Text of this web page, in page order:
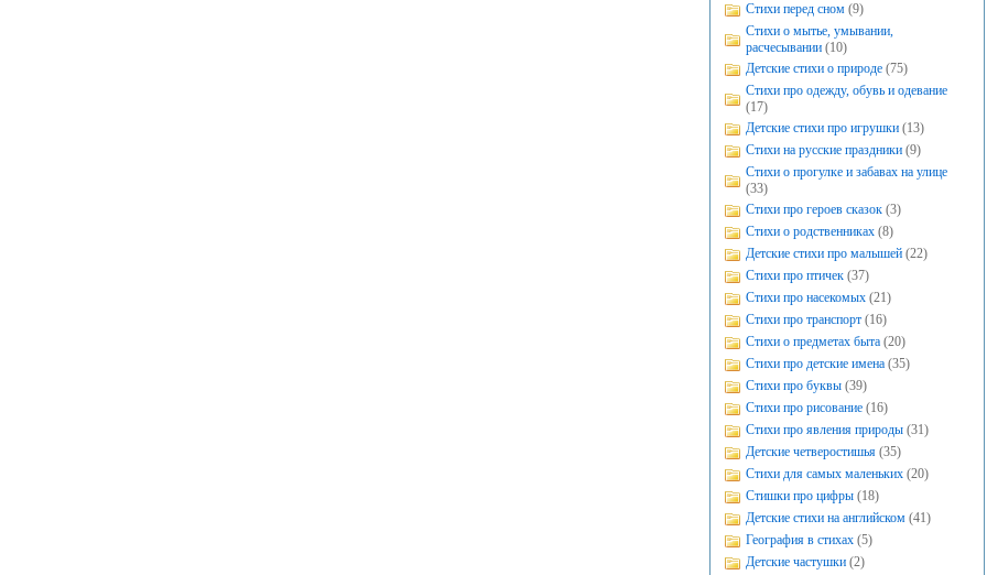
Стихи перед сном (9)
Стихи о мытье, умывании,
расчесывании (10)
Детские стихи о природе (75)
Стихи про одежду, обувь и одевание
(17)
Детские стихи про игрушки (13)
Стихи на русские праздники (9)
Стихи о прогулке и забавах на улице
(33)
Стихи про героев сказок (3)
Стихи о родственниках (8)
Детские стихи про малышей (22)
Стихи про птичек (37)
Стихи про насекомых (21)
Стихи про транспорт (16)
Стихи о предметах быта (20)
Стихи про детские имена (35)
Стихи про буквы (39)
Стихи про рисование (16)
Стихи про явления природы (31)
Детские четверостишья (35)
Стихи для самых маленьких (20)
Стишки про цифры (18)
Детские стихи на английском (41)
География в стихах (5)
Детские частушки (2)